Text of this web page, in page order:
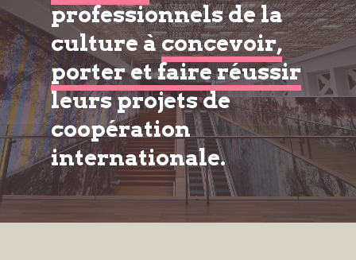
professionnels de la
culture àconcevoir,
porter et faire réussir
leurs projets de
coopération
internationale.